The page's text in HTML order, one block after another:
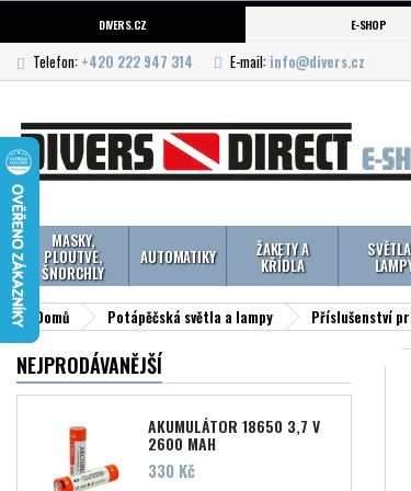
DIVERS.CZ E-SHOP
Telefon: +420 222 947 314 E-mail: info@divers.cz
MASKY,
PLOUTVE,
ŠNORCHLY
AUTOMATIKY ŽAKETY A
KŘÍDLA
Domů Potápěčská světla a lampy Příslušenství
NEJPRODÁVANĚJŠÍ
AKUMULÁTOR 18650 3,7 V
2600 MAH
Cena
330 Kč